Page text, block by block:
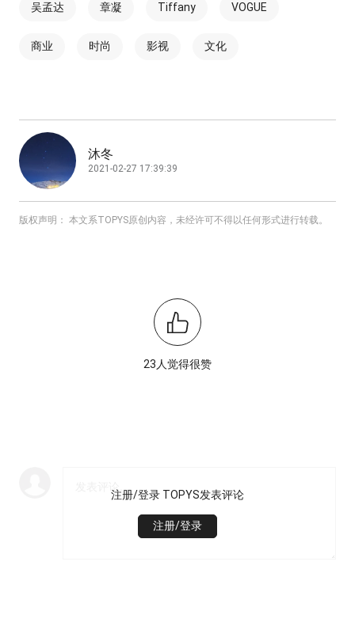
吴孟达 章凝 Tiffany VOGUE
商业 时尚 影视 文化
沐冬
2021-02-27 17:39:39
版权声明： 本文系TOPYS原创内容，未经许可不得以任何形式进行转载。
23人觉得很赞
注册/登录 TOPYS发表评论
注册/登录